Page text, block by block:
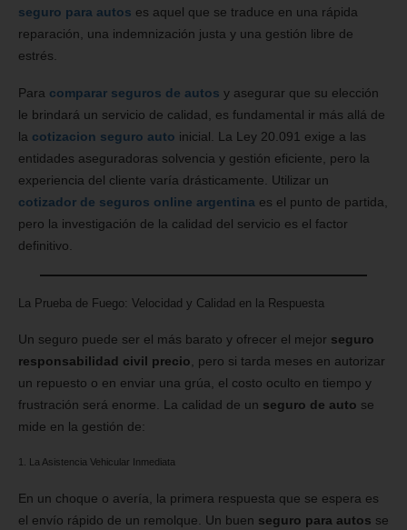
seguro para autos es aquel que se traduce en una rápida
reparación, una indemnización justa y una gestión libre de
estrés.
Para comparar seguros de autos y asegurar que su elección
le brindará un servicio de calidad, es fundamental ir más allá de
la cotizacion seguro auto inicial. La Ley 20.091 exige a las
entidades aseguradoras solvencia y gestión eficiente, pero la
experiencia del cliente varía drásticamente. Utilizar un
cotizador de seguros online argentina es el punto de partida,
pero la investigación de la calidad del servicio es el factor
definitivo.
La Prueba de Fuego: Velocidad y Calidad en la Respuesta
Un seguro puede ser el más barato y ofrecer el mejor seguro
responsabilidad civil precio , pero si tarda meses en autorizar
un repuesto o en enviar una grúa, el costo oculto en tiempo y
frustración será enorme. La calidad de un seguro de auto se
mide en la gestión de:
1. La Asistencia Vehicular Inmediata
En un choque o avería, la primera respuesta que se espera es
el envío rápido de un remolque. Un buen seguro para autos se